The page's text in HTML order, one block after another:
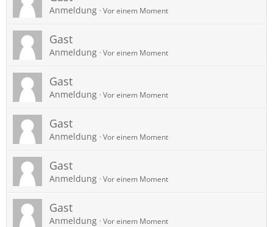
Anmeldung Vor einem Moment
Gast
Anmeldung Vor einem Moment
Gast
Anmeldung Vor einem Moment
Gast
Anmeldung Vor einem Moment
Gast
Anmeldung Vor einem Moment
Gast
Anmeldung Vor einem Moment